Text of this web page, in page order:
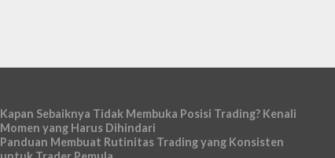
Kapan Sebaiknya Tidak Membuka Posisi Trading? Kenali
Momen yang Harus Dihindari
Panduan Membuat Rutinitas Trading yang Konsisten